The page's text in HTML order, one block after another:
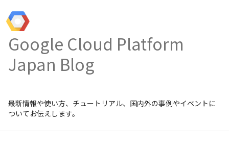
Google Cloud Platform
Japan Blog
最新情報や使い方、チュートリアル、国内外の事例やイベントに
ついてお伝えします。